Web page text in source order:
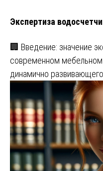
Экспертиза
🏢 Введение: значение
современном мебельном
динамично